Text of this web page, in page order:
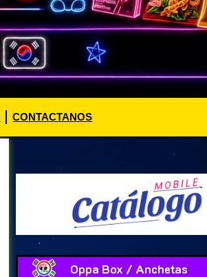
CONTACTANOS
Oppa Box / Anchetas